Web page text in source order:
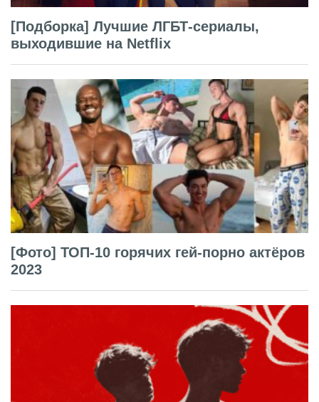
[Подборка] Лучшие ЛГБТ-сериалы,
выходившие на Netflix
[Фото] ТОП-10 горячих гей-порно актёров
2023